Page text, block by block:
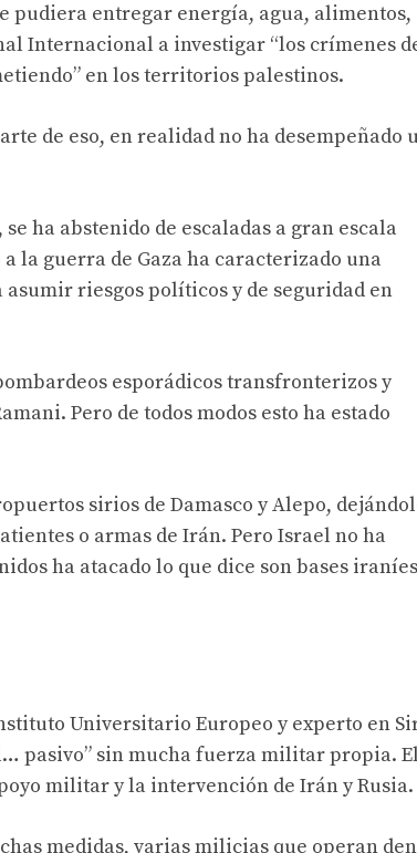
pudiera entregar energía, agua, alimentos,
Internacional a investigar “los crímenes
en los territorios palestinos.
de eso, en realidad no ha desempeñado
ha abstenido de escaladas a gran escala
la guerra de Gaza ha caracterizado una
riesgos políticos y de seguridad en
esporádicos transfronterizos y
Pero de todos modos esto ha estado
sirios de Damasco y Alepo,
o armas de Irán. Pero Israel no ha
ha atacado lo que dice son bases
Universitario Europeo y experto en
pasivo” sin mucha fuerza militar propia. El
militar y la intervención de Irán y Rusia.
medidas, varias milicias que operan